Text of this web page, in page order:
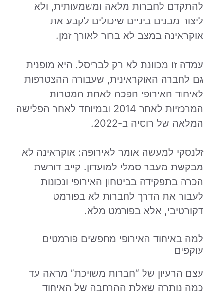
להתקדם לחברות מלאה ומשמעותית, ולא
ליצור מבנים ביניים שיכולים לקבע את
אוקראינה במצב לא ברור לאורך זמן.
עמדה זו מכוונת לא רק לבריסל. היא מופנית
גם לחברה האוקראינית, שעבורה ההצטרפות
לאיחוד האירופי הפכה לאחת המטרות
המרכזיות לאחר 2014 ובמיוחד לאחר הפלישה
המלאה של רוסיה ב-2022.
זלנסקי למעשה אומר לאירופה: אוקראינה לא
מבקשת מעבר סמלי למועדון. קייב דורשת
הכרה בתפקידה בביטחון האירופי ונכונות
לעבור את הדרך לחברות לא בפורמט
דקורטיבי, אלא בפורמט מלא.
למה באיחוד האירופי מחפשים פורמטים
עוקפים
עצם הרעיון של “חברות משויכת” מראה עד
כמה נותרה שאלת ההרחבה של האיחוד